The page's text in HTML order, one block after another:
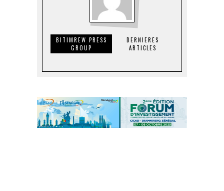
BITIMREW PRESS
GROUP
DERNIERES
ARTICLES